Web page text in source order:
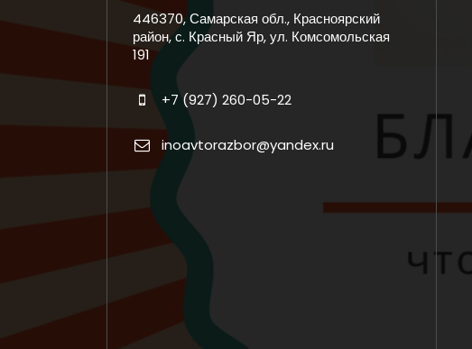
446370, Самарская обл., Красноярский
район, с. Красный Яр, ул. Комсомольская
191
+7 (927) 260-05-22
inoavtorazbor@yandex.ru